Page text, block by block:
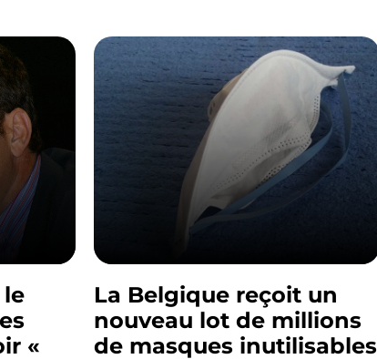
le
«
La Belgique reçoit un
nouveau lot de millions
de masques inutilisables